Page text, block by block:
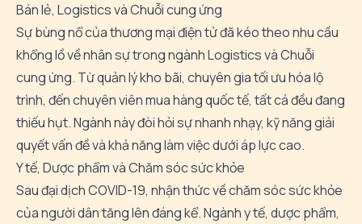
Bán lẻ, Logistics và Chuỗi cung ứng
Sự bùng nổ của thương mại điện tử đã kéo theo nhu cầu
khổng lồ về nhân sự trong ngành Logistics và Chuỗi
cung ứng. Từ quản lý kho bãi, chuyên gia tối ưu hóa lộ
trình, đến chuyên viên mua hàng quốc tế, tất cả đều đang
thiếu hụt. Ngành này đòi hỏi sự nhanh nhạy, kỹ năng giải
quyết vấn đề và khả năng làm việc dưới áp lực cao.
Y tế, Dược phẩm và Chăm sóc sức khỏe
Sau đại dịch COVID-19, nhận thức về chăm sóc sức khỏe
của người dân tăng lên đáng kể. Ngành y tế, dược phẩm,